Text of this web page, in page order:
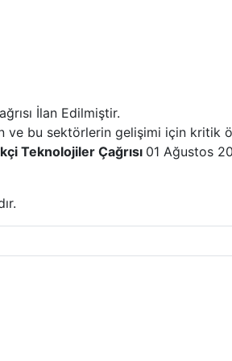
İlan Edilmiştir.
bu sektörlerin gelişimi için kritik
Teknolojiler Çağrısı 01 Ağustos